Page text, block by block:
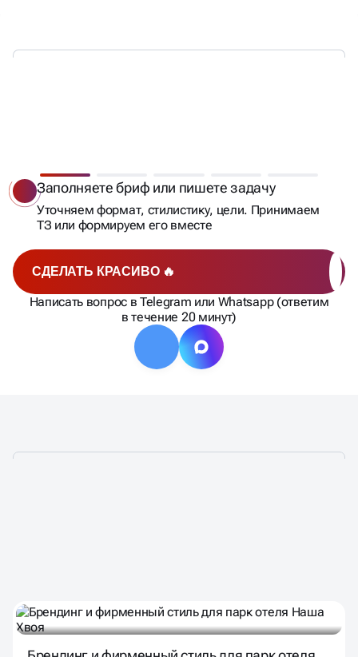
ДИЗАЙНА — ЗА 5 ШАГОВ
СДЕЛАТЬ КРАСИВО 🔥
Написать вопрос в Telegram или Whatsapp (ответим
в течение 20 минут)
Заполняете бриф или пишете задачу
Уточняем формат, стилистику, цели. Принимаем
ТЗ или формируем его вместе